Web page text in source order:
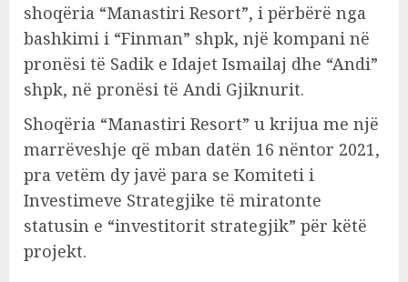
shoqëria “Manastiri Resort”, i përbërë nga
bashkimi i “Finman” shpk, një kompani në
pronësi të Sadik e Idajet Ismailaj dhe “Andi”
shpk, në pronësi të Andi Gjiknurit.
Shoqëria “Manastiri Resort” u krijua me një
marrëveshje që mban datën 16 nëntor 2021,
pra vetëm dy javë para se Komiteti i
Investimeve Strategjike të miratonte
statusin e “investitorit strategjik” për këtë
projekt.